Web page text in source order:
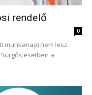
rendelő
0
munkanap) nem lesz
esetben a